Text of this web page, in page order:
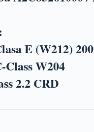
E (W212)
Class W204
2.2 CRD